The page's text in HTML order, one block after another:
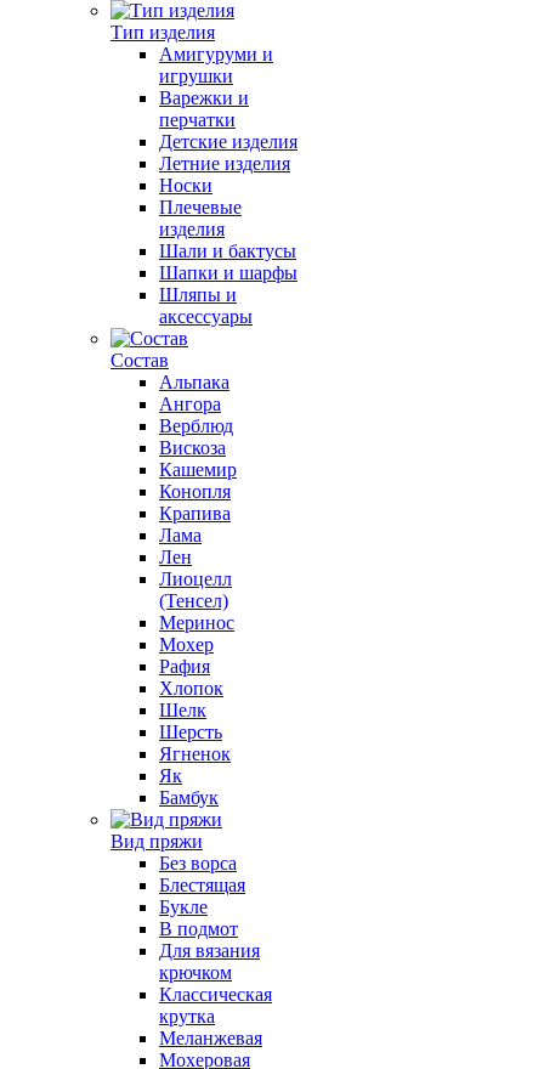
Тип изделия
Амигуруми и
игрушки
Варежки и
перчатки
Детские изделия
Летние изделия
Носки
Плечевые
изделия
Шали и бактусы
Шапки и шарфы
Шляпы и
аксессуары
Состав
Альпака
Ангора
Верблюд
Вискоза
Кашемир
Конопля
Крапива
Лама
Лен
Лиоцелл
(Тенсел)
Меринос
Мохер
Рафия
Хлопок
Шелк
Шерсть
Ягненок
Як
Бамбук
Вид пряжи
Без ворса
Блестящая
Букле
В подмот
Для вязания
крючком
Классическая
крутка
Меланжевая
Мохеровая